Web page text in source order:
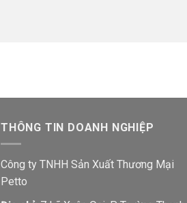
THÔNG TIN DOANH NGHIỆP
Công ty TNHH Sản Xuất Thương Mại
Petto